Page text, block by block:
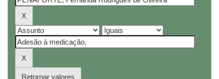
Retornar valores